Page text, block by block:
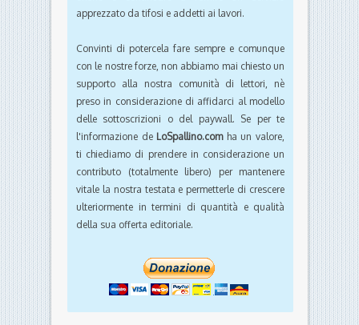
di pari passo con la raccolta pubblicitaria
sulle piccole testate indipendenti come la
nostra e non passa giorno senza la notizia
della chiusura di realtà che operano nello stesso
settore. Noi però siamo determinati a rimanere
online e continuare a fornire un servizio
apprezzato da tifosi e addetti ai lavori.
Convinti di potercela fare sempre e comunque
con le nostre forze, non abbiamo mai chiesto un
supporto alla nostra comunità di lettori, nè
preso in considerazione di affidarci al modello
l'informazione deLoSpallino.com
ti chiediamo di prendere in considerazione un
contributo (totalmente libero) per mantenere
vitale la nostra testata e permetterle di crescere